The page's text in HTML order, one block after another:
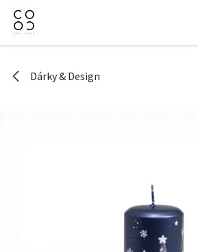
Přejít na obsah
Dárky & Design